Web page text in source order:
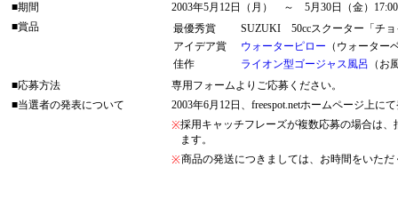
■期間
2003年5月12日（月） ～ 5月30日（金）
■賞品
最優秀賞
SUZUKI 50ccスクーター「チョ
アイデア賞
ウォーターピロー （ウォーター
佳作
ライオン型ゴージャス風呂 （お
■応募方法
専用フォームよりご応募ください。
■当選者の発表について
2003年6月12日、freespot.netホームページ上に
※採用キャッチフレーズが複数応募の場合は
ます。
※商品の発送につきましては、お時間をいた